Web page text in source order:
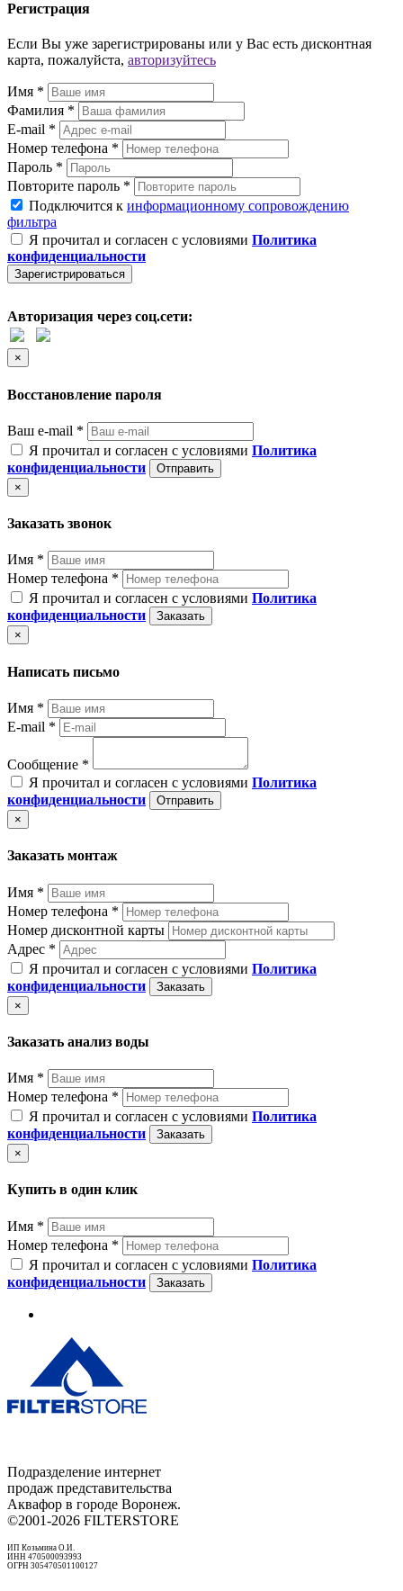
Регистрация
Если Вы уже зарегистрированы или у Вас есть дисконтная
карта, пожалуйста, авторизуйтесь
Имя *
Фамилия *
E-mail *
Номер телефона *
Пароль *
Повторите пароль *
Подключится к информационному сопровождению
фильтра
Я прочитал и согласен с условиями Политика
конфиденциальности
Зарегистрироваться
Авторизация через соц.сети:
×
Восстановление пароля
Ваш e-mail *
Я прочитал и согласен с условиями Политика
конфиденциальности
Отправить
×
Заказать звонок
Имя *
Номер телефона *
Я прочитал и согласен с условиями Политика
конфиденциальности
Заказать
×
Написать письмо
Имя *
E-mail *
Сообщение *
Я прочитал и согласен с условиями Политика
конфиденциальности
Отправить
×
Заказать монтаж
Имя *
Номер телефона *
Номер дисконтной карты
Адрес *
Я прочитал и согласен с условиями Политика
конфиденциальности
Заказать
×
Заказать анализ воды
Имя *
Номер телефона *
Я прочитал и согласен с условиями Политика
конфиденциальности
Заказать
×
Купить в один клик
Имя *
Номер телефона *
Я прочитал и согласен с условиями Политика
конфиденциальности
Заказать
Подразделение интернет
продаж представительства
Аквафор в городе Воронеж.
©2001-2026 FILTERSTORE
ИП Козьмина О.И.
ИНН 470500093993
ОГРН 305470501100127